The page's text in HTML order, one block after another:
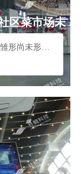
区菜市场未
穿越千年的烟火气息早在数千年前，国家的雏形尚未形成...